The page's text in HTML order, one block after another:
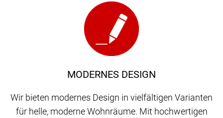
MODERNES DESIGN
Wir bieten modernes Design in vielfältigen Varianten
für helle, moderne Wohnräume. Mit hochwertigen